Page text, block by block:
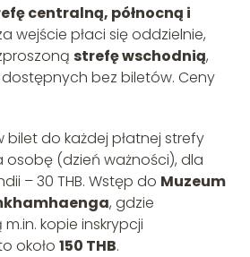
centralną, północną i
wejście płaci się oddzielnie,
strefę wschodnią,
bez biletów. Ceny
do każdej płatnej strefy
osobę (dzień ważności), dla
– 30 THB. Wstęp do Muzeum
, gdzie
kopie inskrypcji
około 150 THB.